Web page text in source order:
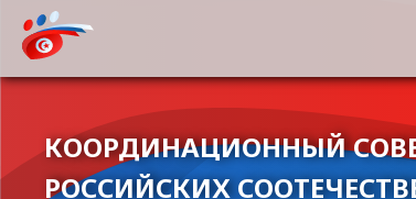
КООРДИНАЦИОННЫЙ
РОССИЙСКИХ